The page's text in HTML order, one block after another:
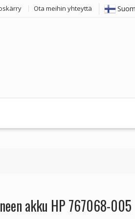
Ota meihin yhteyttä
akku HP 767068-005